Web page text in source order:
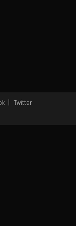
Twitter